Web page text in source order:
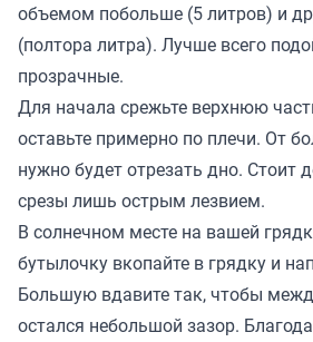
объемом побольше (5 литров) и
(полтора литра). Лучше всего
прозрачные.
Для начала срежьте верхнюю
оставьте примерно по плечи. От
нужно будет отрезать дно. Стоит
срезы лишь острым лезвием.
В солнечном месте на вашей
бутылочку вкопайте в грядку и
Большую вдавите так, чтобы
остался небольшой зазор.